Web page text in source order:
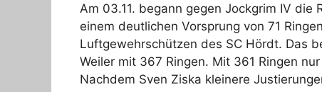
Am 03.11. begann gegen Jockgrim IV
einem deutlichen Vorsprung von 71
Luftgewehrschützen des SC Hördt. Das
Weiler mit 367 Ringen. Mit 361 Ringen
Nachdem Sven Ziska kleinere